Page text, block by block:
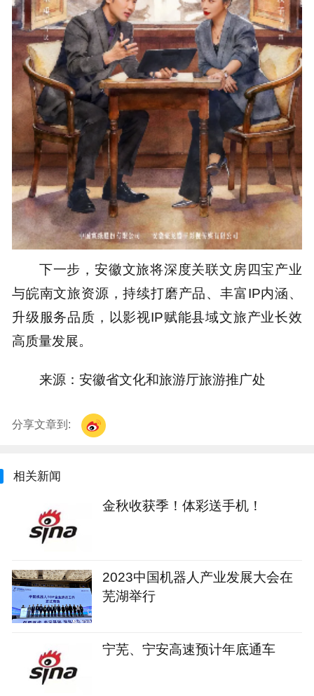
下一步，安徽文旅将深度关联文房四宝产业
与皖南文旅资源，持续打磨产品、丰富IP内涵、
升级服务品质，以影视IP赋能县域文旅产业长效
高质量发展。
来源：安徽省文化和旅游厅旅游推广处
分享文章到:
相关新闻
金秋收获季！体彩送手机！
2023中国机器人产业发展大会在
芜湖举行
宁芜、宁安高速预计年底通车